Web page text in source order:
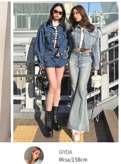
GYDA
Misa/158cm